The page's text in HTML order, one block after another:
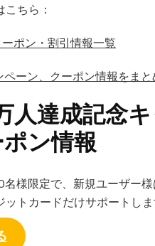
ちら：
ポン・割引情報一覧
ーン、クーポン情報をまと
人達成記念
ン情報
名様限定で、新規ユーザー
トカードだけサポートしま